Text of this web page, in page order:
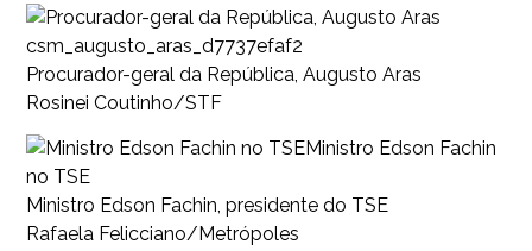
csm_augusto_aras_d7737efaf2
Procurador-geral da República, Augusto Aras
Rosinei Coutinho/STF
Ministro Edson Fachin
no TSE
Ministro Edson Fachin, presidente do TSE
Rafaela Felicciano/Metrópoles